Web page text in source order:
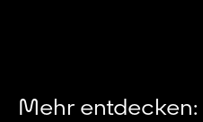
Mehr entdecken: